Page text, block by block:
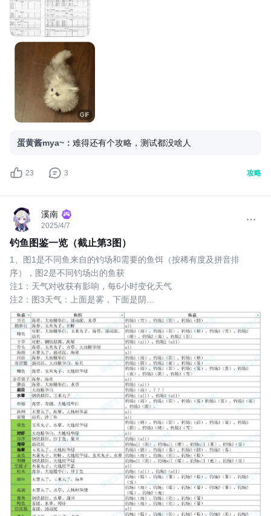
GIF
蛋黄酱mya~ ： 难得还有个攻略，测试都没啥人
攻略
23 3
溪南
2025/4/7
钓鱼图鉴一览（截止第3图）
1、图1是不同鱼来自的钓场和需要的鱼饵（按稀有度及拼音排
序），图2是不同钓场出的鱼获
注1：天气对收获有影响，每6小时变化天气
注2：图3天气：上面是雾，下面是阴
2、鱼饵来源：
1.商店（主要）
2.清理垃圾（草地可能掉落？）
3.饵料作坊
4.钓鱼任务（在钓鱼界面右上角，不是委托版里）
5.钓鱼（图1加粗、图2标红的是鱼饵）
6.种地（几率极低，掉落大地精华白/绿/蓝/紫/金）
注